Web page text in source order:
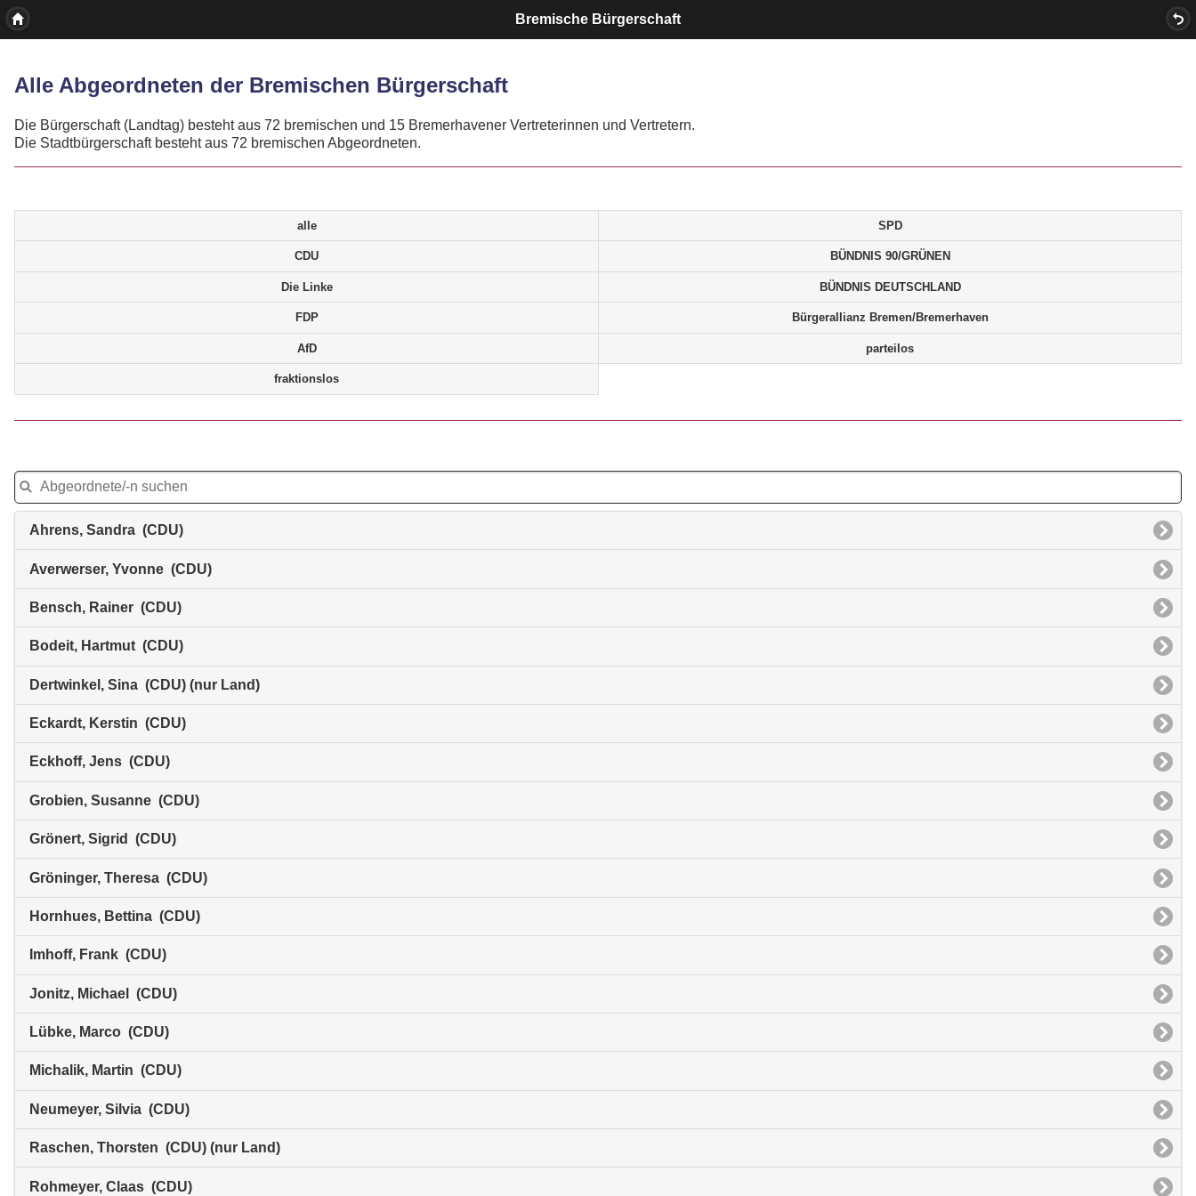
Bremische Bürgerschaft
Alle Abgeordneten der Bremischen Bürgerschaft
Die Bürgerschaft (Landtag) besteht aus 72 bremischen und 15 Bremerhavener Vertreterinnen und Vertretern.
Die Stadtbürgerschaft besteht aus 72 bremischen Abgeordneten.
alle SPD
CDU BÜNDNIS 90/GRÜNEN
Die Linke BÜNDNIS DEUTSCHLAND
FDP Bürgerallianz Bremen/Bremerhaven
AfD parteilos
fraktionslos
Ahrens, Sandra (CDU)
Averwerser, Yvonne (CDU)
Bensch, Rainer (CDU)
Bodeit, Hartmut (CDU)
Dertwinkel, Sina (CDU) (nur Land)
Eckardt, Kerstin (CDU)
Eckhoff, Jens (CDU)
Grobien, Susanne (CDU)
Grönert, Sigrid (CDU)
Gröninger, Theresa (CDU)
Hornhues, Bettina (CDU)
Imhoff, Frank (CDU)
Jonitz, Michael (CDU)
Lübke, Marco (CDU)
Michalik, Martin (CDU)
Neumeyer, Silvia (CDU)
Raschen, Thorsten (CDU) (nur Land)
Rohmeyer, Claas (CDU)